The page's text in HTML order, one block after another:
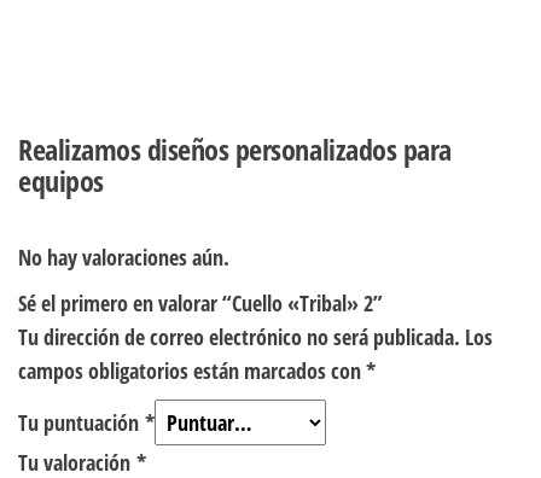
Realizamos diseños personalizados para
equipos
No hay valoraciones aún.
Sé el primero en valorar “Cuello «Tribal» 2”
Tu dirección de correo electrónico no será publicada. Los
campos obligatorios están marcados con*
Tu puntuación *
Tu valoración *